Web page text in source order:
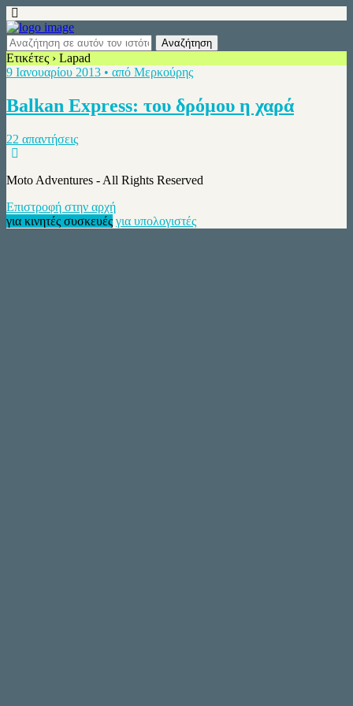
Ετικέτες › Lapad
9 Ιανουαρίου 2013 • από Μερκούρης
Balkan Express: του δρόμου η χαρά
22 απαντήσεις
Moto Adventures - All Rights Reserved
Επιστροφή στην αρχή
για κινητές συσκευές για υπολογιστές